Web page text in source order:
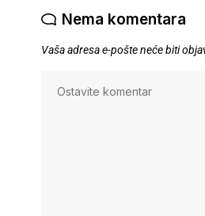
Nema komentara
Vaša adresa e-pošte neće biti